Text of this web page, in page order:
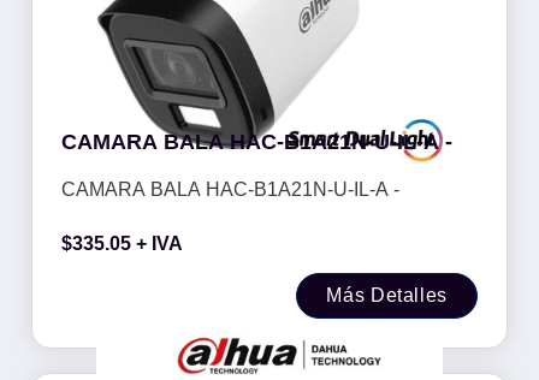
CAMARA BALA HAC-B1A21N-U-IL-A -
CAMARA BALA HAC-B1A21N-U-IL-A -
$335.05 + IVA
Más Detalles